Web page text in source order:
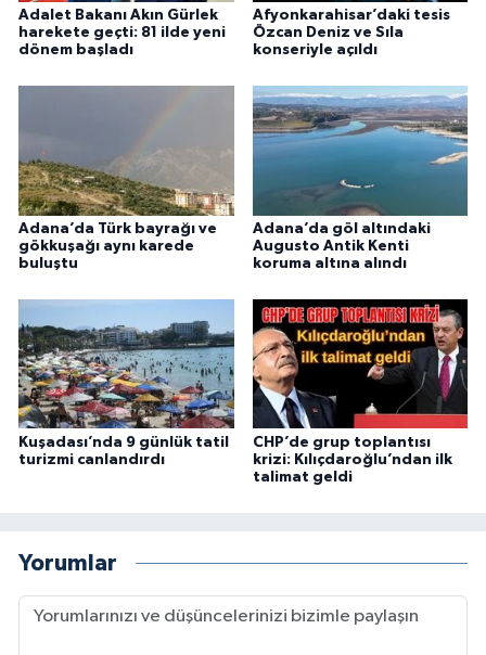
Adalet Bakanı Akın Gürlek
harekete geçti: 81 ilde yeni
dönem başladı
Afyonkarahisar’daki tesis
Özcan Deniz ve Sıla
konseriyle açıldı
Adana’da Türk bayrağı ve
gökkuşağı aynı karede
buluştu
Adana’da göl altındaki
Augusto Antik Kenti
koruma altına alındı
Kuşadası’nda 9 günlük tatil
turizmi canlandırdı
CHP’de grup toplantısı
krizi: Kılıçdaroğlu’ndan ilk
talimat geldi
Yorumlar